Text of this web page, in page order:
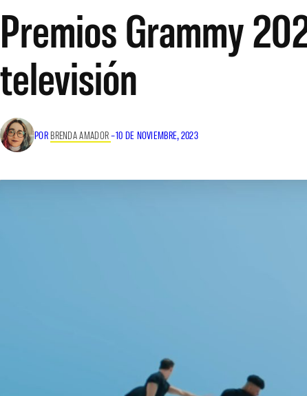
Premios Grammy
televisión
POR BRENDA AMADOR–10 DE NOVIEMBRE, 2023